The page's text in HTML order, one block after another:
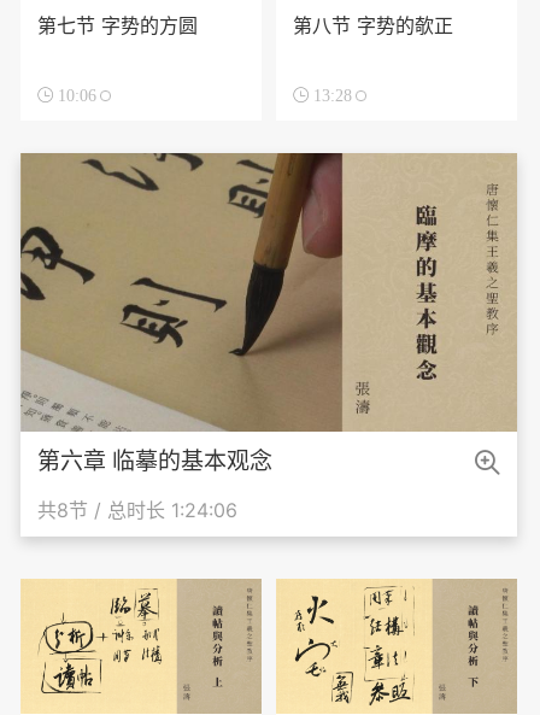
第七节 字势的方圆
 10:06
第八节 字势的欹正
 13:28
第六章 临摹的基本观念
共8节 / 总时长 1:24:06
